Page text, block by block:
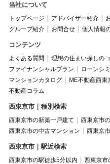
当社について
トップページ アドバイザー紹介
グループ紹介
お問合せ 個人情報
コンテンツ
よくある質問 理想の住まい探しの
ファイナンシャルプラン
ローンシ
マンションカタログ
ME不動産西東
不動産コラム
西東京市｜種別検索
西東京市の新築一戸建て
西東京市
西東京市の中古マンション
西東京
西東京市｜駅近検索
西東京市の駅徒歩5分以内
西東京市